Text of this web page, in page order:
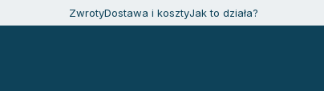
ZwrotyDostawa i kosztyJak to działa?